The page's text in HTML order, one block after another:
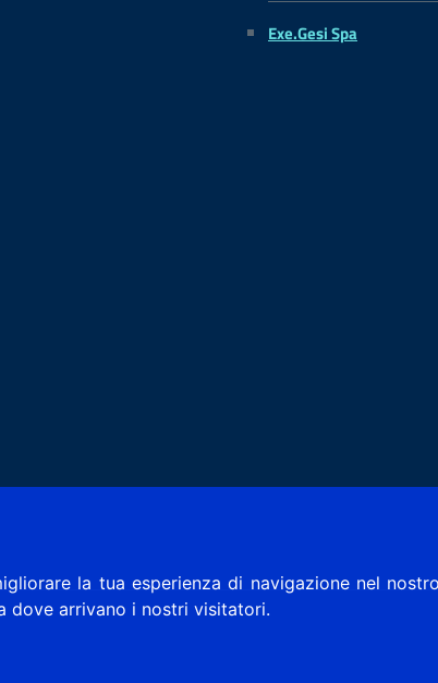
la tua esperienza di navigazione nel
dove arrivano i nostri visitatori.
Exe.Gesi Spa